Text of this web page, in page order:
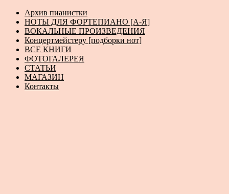
Архив пианистки
НОТЫ ДЛЯ ФОРТЕПИАНО [А-Я]
ВОКАЛЬНЫЕ ПРОИЗВЕДЕНИЯ
Концертмейстеру [подборки нот]
ВСЕ КНИГИ
ФОТОГАЛЕРЕЯ
СТАТЬИ
МАГАЗИН
Контакты